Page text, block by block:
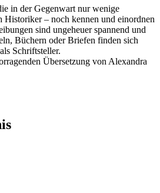
in der Gegenwart nur wenige
Historiker – noch kennen und einordnen
sind ungeheuer spannend und
Büchern oder Briefen finden sich
Schriftsteller.
Übersetzung von Alexandra